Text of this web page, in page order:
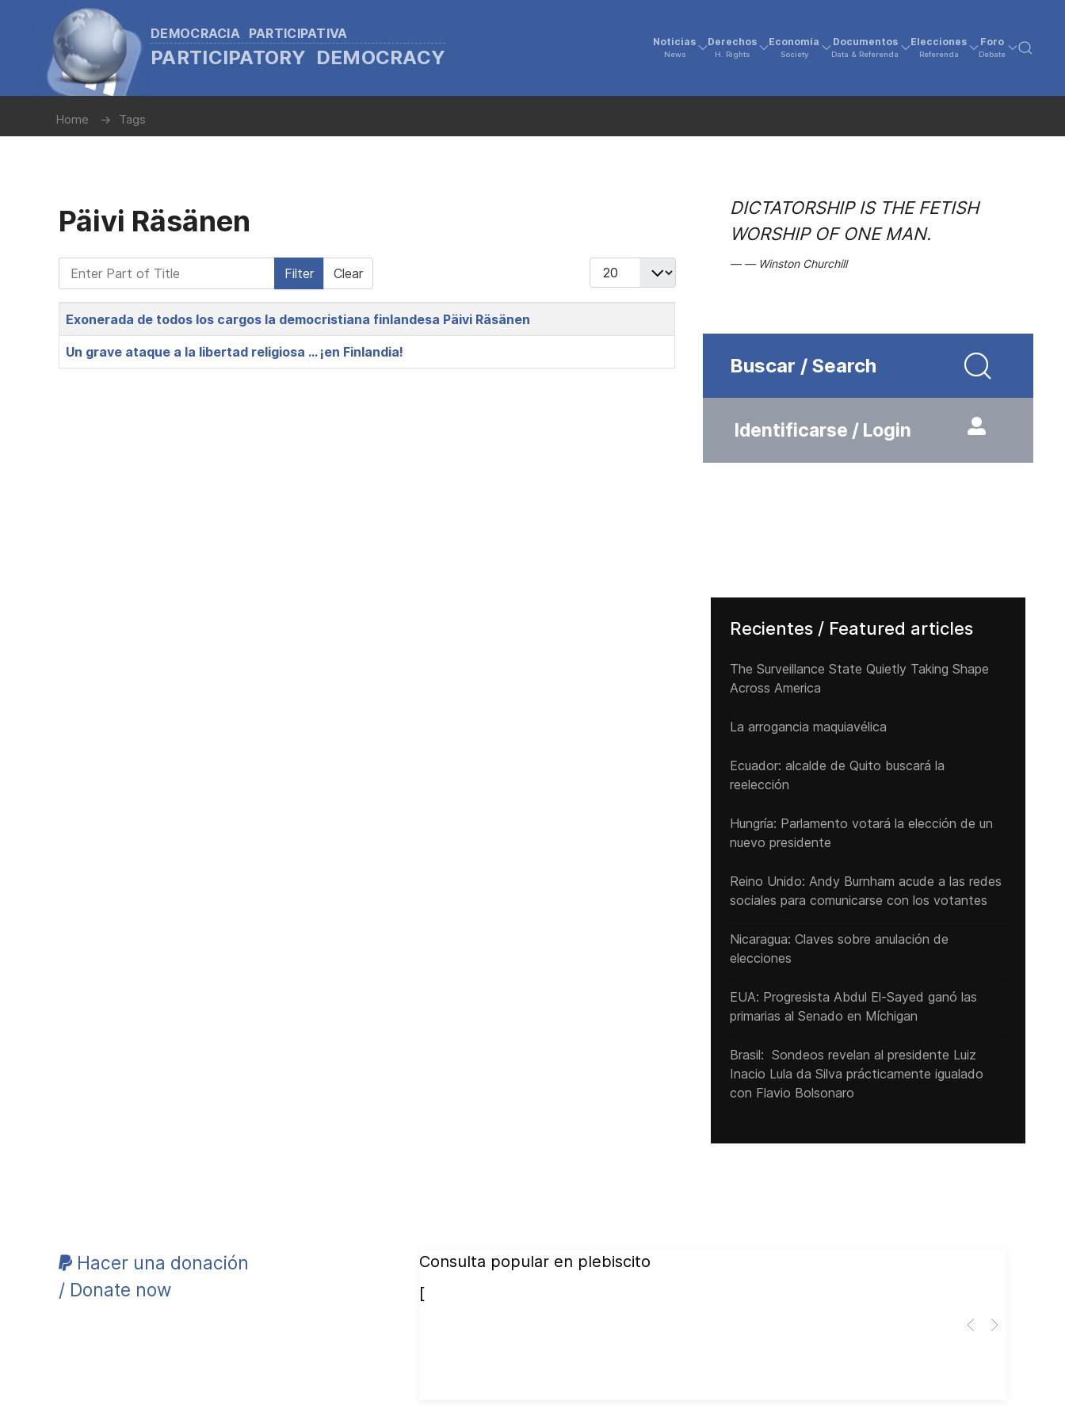
DEMOCRACIA PARTICIPATIVA
PARTICIPATORY DEMOCRACY
Noticias
News
Derechos
H. Rights
Economía
Society
Documentos
Data & Referenda
Elecciones
Referenda
Foro
Debate
Home Tags
Päivi Räsänen
Enter Part of Title Filter Clear Display #
Title
Exonerada de todos los cargos la democristiana finlandesa Päivi Räsänen
Un grave ataque a la libertad religiosa … ¡en Finlandia!
DICTATORSHIP IS THE FETISH
WORSHIP OF ONE MAN.
Winston Churchill
Buscar / Search
Identificarse / Login
Recientes / Featured articles
The Surveillance State Quietly Taking Shape
Across America
La arrogancia maquiavélica
Ecuador: alcalde de Quito buscará la
reelección
Hungría: Parlamento votará la elección de un
nuevo presidente
Reino Unido: Andy ‌Burnham acude a las redes
sociales para comunicarse con los votantes
Nicaragua: Claves sobre anulación de
elecciones
EUA: Progresista Abdul El-Sayed ganó las
primarias al Senado ‌en Míchigan
Brasil: Sondeos revelan al presidente Luiz
Inacio Lula da Silva prácticamente igualado
con Flavio Bolsonaro
Hacer una donación
/ Donate now
Consulta popular en plebiscito
[